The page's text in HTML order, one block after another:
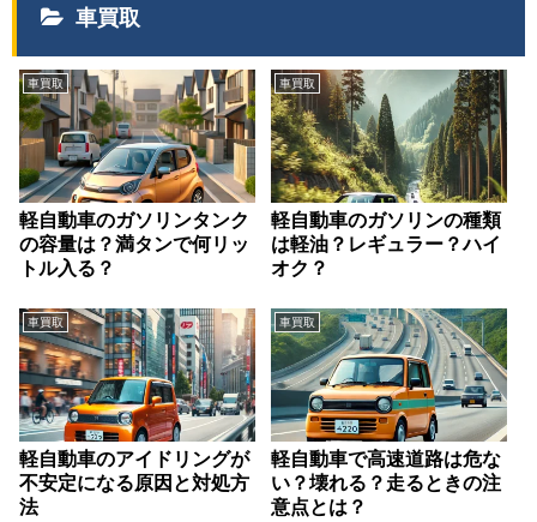
車買取
車買取
軽自動車のガソリンタンク
の容量は？満タンで何リッ
トル入る？
車買取
軽自動車のガソリンの種類
は軽油？レギュラー？ハイ
オク？
車買取
軽自動車のアイドリングが
不安定になる原因と対処方
法
車買取
軽自動車で高速道路は危な
い？壊れる？走るときの注
意点とは？